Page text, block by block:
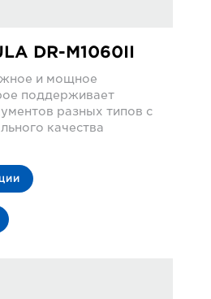
DR-M1060II
и мощное
поддерживает
разных типов с
качества